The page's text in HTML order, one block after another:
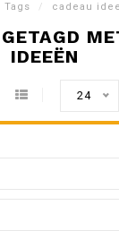
Tags / cadeau
IDEEËN
24